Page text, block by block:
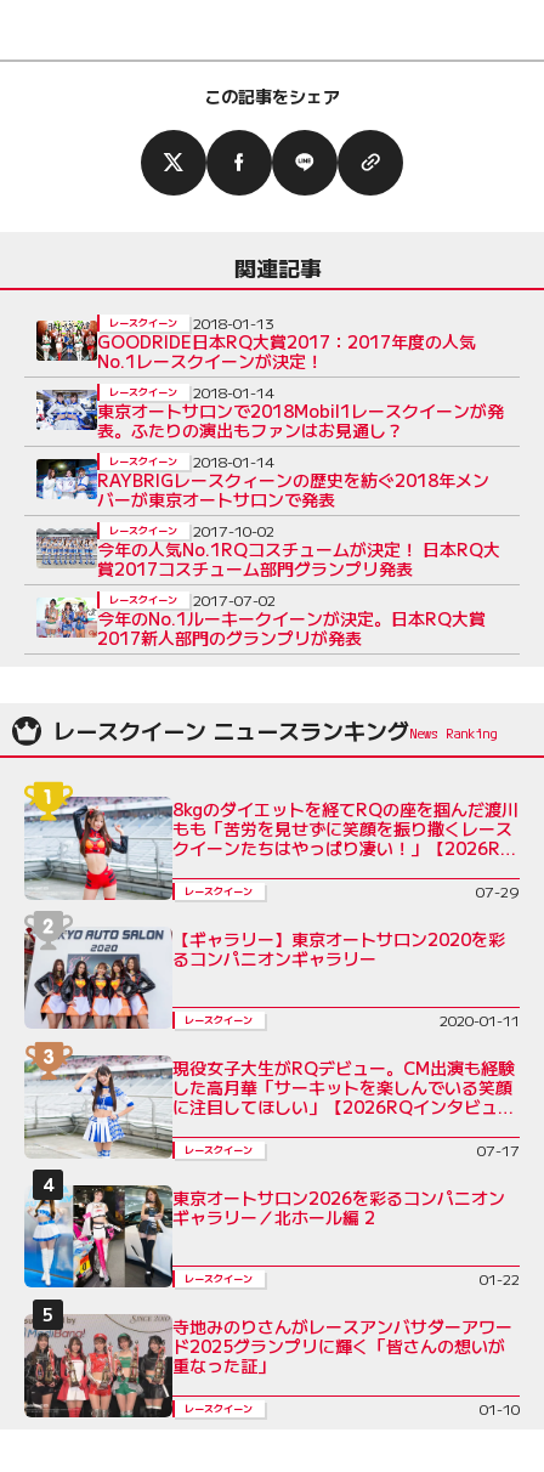
この記事をシェア
関連記事
GOODRIDE日本RQ大賞2017：2017年度の人気
No.1レースクイーンが決定！
レースクイーン 2018-01-13
東京オートサロンで2018Mobil1レースクイーンが発
表。ふたりの演出もファンはお見通し？
レースクイーン 2018-01-14
RAYBRIGレースクィーンの歴史を紡ぐ2018年メン
バーが東京オートサロンで発表
レースクイーン 2018-01-14
今年の人気No.1RQコスチュームが決定！ 日本RQ大
賞2017コスチューム部門グランプリ発表
レースクイーン 2017-10-02
今年のNo.1ルーキークイーンが決定。日本RQ大賞
2017新人部門のグランプリが発表
レースクイーン 2017-07-02
レースクイーン ニュースランキング
8kgのダイエットを経てRQの座を掴んだ渡川
もも「苦労を見せずに笑顔を振り撒くレース
クイーンたちはやっぱり凄い！」【2026RQ
レースクイーン 07-29
【ギャラリー】東京オートサロン2020を彩
るコンパニオンギャラリー
レースクイーン 2020-01-11
現役女子大生がRQデビュー。CM出演も経験
した高月華「サーキットを楽しんでいる笑顔
に注目してほしい」【2026RQインタビュー
レースクイーン 07-17
東京オートサロン2026を彩るコンパニオン
ギャラリー／北ホール編 2
レースクイーン 01-22
寺地みのりさんがレースアンバサダーアワー
ド2025グランプリに輝く「皆さんの想いが
重なった証」
レースクイーン 01-10